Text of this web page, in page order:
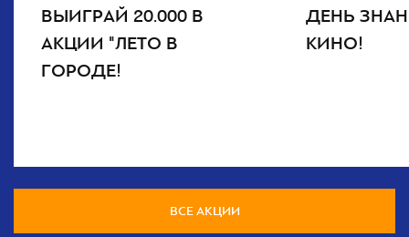
ВЫИГРАЙ 20.000 В
АКЦИИ "ЛЕТО В
ГОРОДЕ!
ДЕНЬ
КИНО!
ВСЕ АКЦИИ